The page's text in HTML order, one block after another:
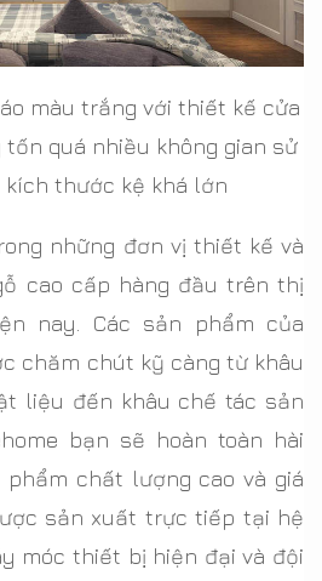
màu trắng với thiết kế cửa
quá nhiều không gian sử
kích thước kệ khá lớn
những đơn vị thiết kế và
cao cấp hàng đầu trên thị
nay. Các sản phẩm của
chăm chút kỹ càng từ khâu
liệu đến khâu chế tác sản
bạn sẽ hoàn toàn hài
chất lượng cao và giá
sản xuất trực tiếp tại hệ
móc thiết bị hiện đại và đội